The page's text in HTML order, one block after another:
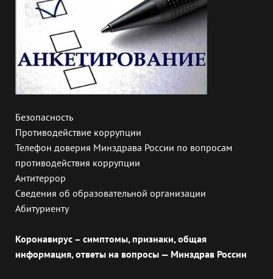
Безопасность
Противодействие коррупции
Телефон доверия Минздрава России по вопросам
противодействия коррупции
Антитеррор
Сведения об образовательной организации
Абитуриенту
Коронавирус – симптомы, признаки, общая
информация, ответы на вопросы — Минздрав России